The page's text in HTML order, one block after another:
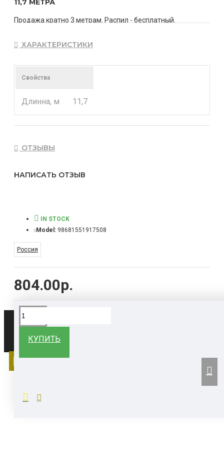
11,7 МЕТРА
Продажа кратно 3 метрам. Распил - бесплатный.
ХАРАКТЕРИСТИКИ
Свойства
Длинна, м 11,7
ОТЗЫВЫ
НАПИСАТЬ ОТЗЫВ
804.00р.
IN STOCK
Model: 98681551917508
Россия
КУПИТЬ